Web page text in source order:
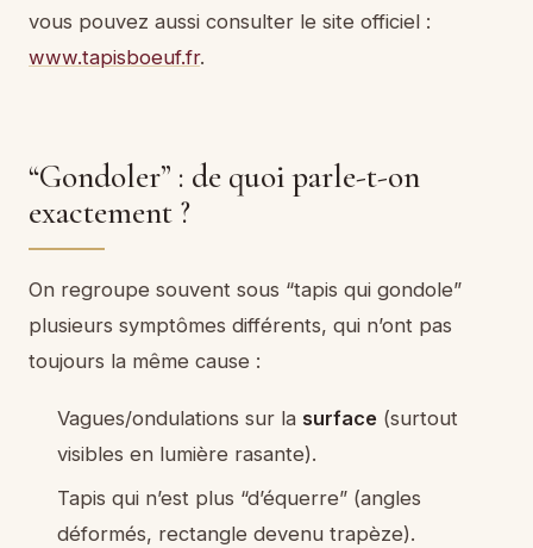
vous pouvez aussi consulter le site officiel :
www.tapisboeuf.fr.
“Gondoler” : de quoi parle-t-on
exactement ?
On regroupe souvent sous “tapis qui gondole”
plusieurs symptômes différents, qui n’ont pas
toujours la même cause :
Vagues/ondulations sur la surface(surtout
visibles en lumière rasante).
Tapis qui n’est plus “d’équerre” (angles
déformés, rectangle devenu trapèze).